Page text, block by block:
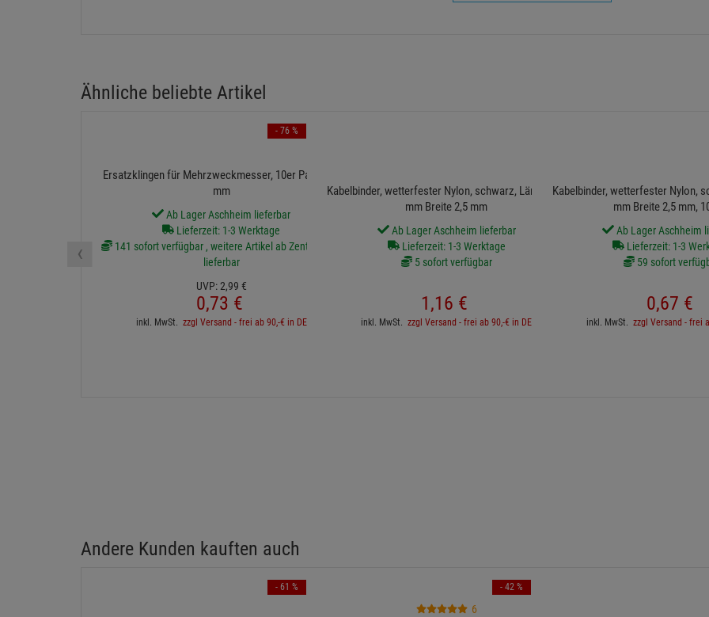
Ähnliche beliebte Artikel
Ersatzklingen für Mehrzweckmesser, 10er Pack - 18
mm
Ab Lager Aschheim lieferbar
Lieferzeit: 1-3 Werktage
141 sofort verfügbar , weitere Artikel ab Zentrallager
lieferbar
UVP:2,99 €
0,73 €
inkl. MwSt. zzgl Versand - frei ab 90,-€ in DE
- 76 %
Kabelbinder, wetterfester Nylon, schwarz, Länge 200
mm Breite 2,5 mm
Ab Lager Aschheim lieferbar
Lieferzeit: 1-3 Werktage
5 sofort verfügbar
1,16 €
inkl. MwSt. zzgl Versand - frei ab 90,-€ in DE
Kabelbinder, wetterfester Nylon,
mm Breite 2,5 mm,
Ab Lager Aschheim
Lieferzeit: 1-3
59 sofort
0,67 €
inkl. MwSt. zzgl Versand - frei
‹
Andere Kunden kauften auch
- 61 %
6
- 42 %